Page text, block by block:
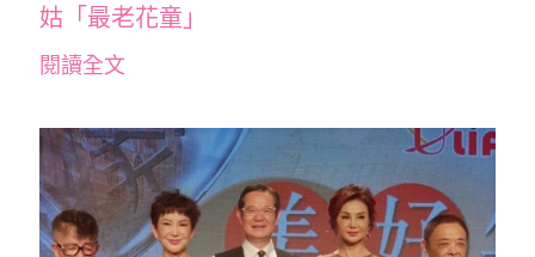
姑「最老花童」
閱讀全文